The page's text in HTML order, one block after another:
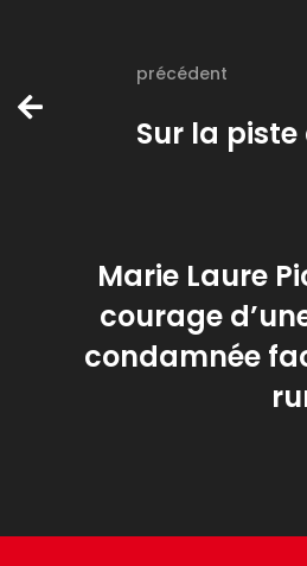
précédent
Sur la
Marie Laure
courage
condamnée